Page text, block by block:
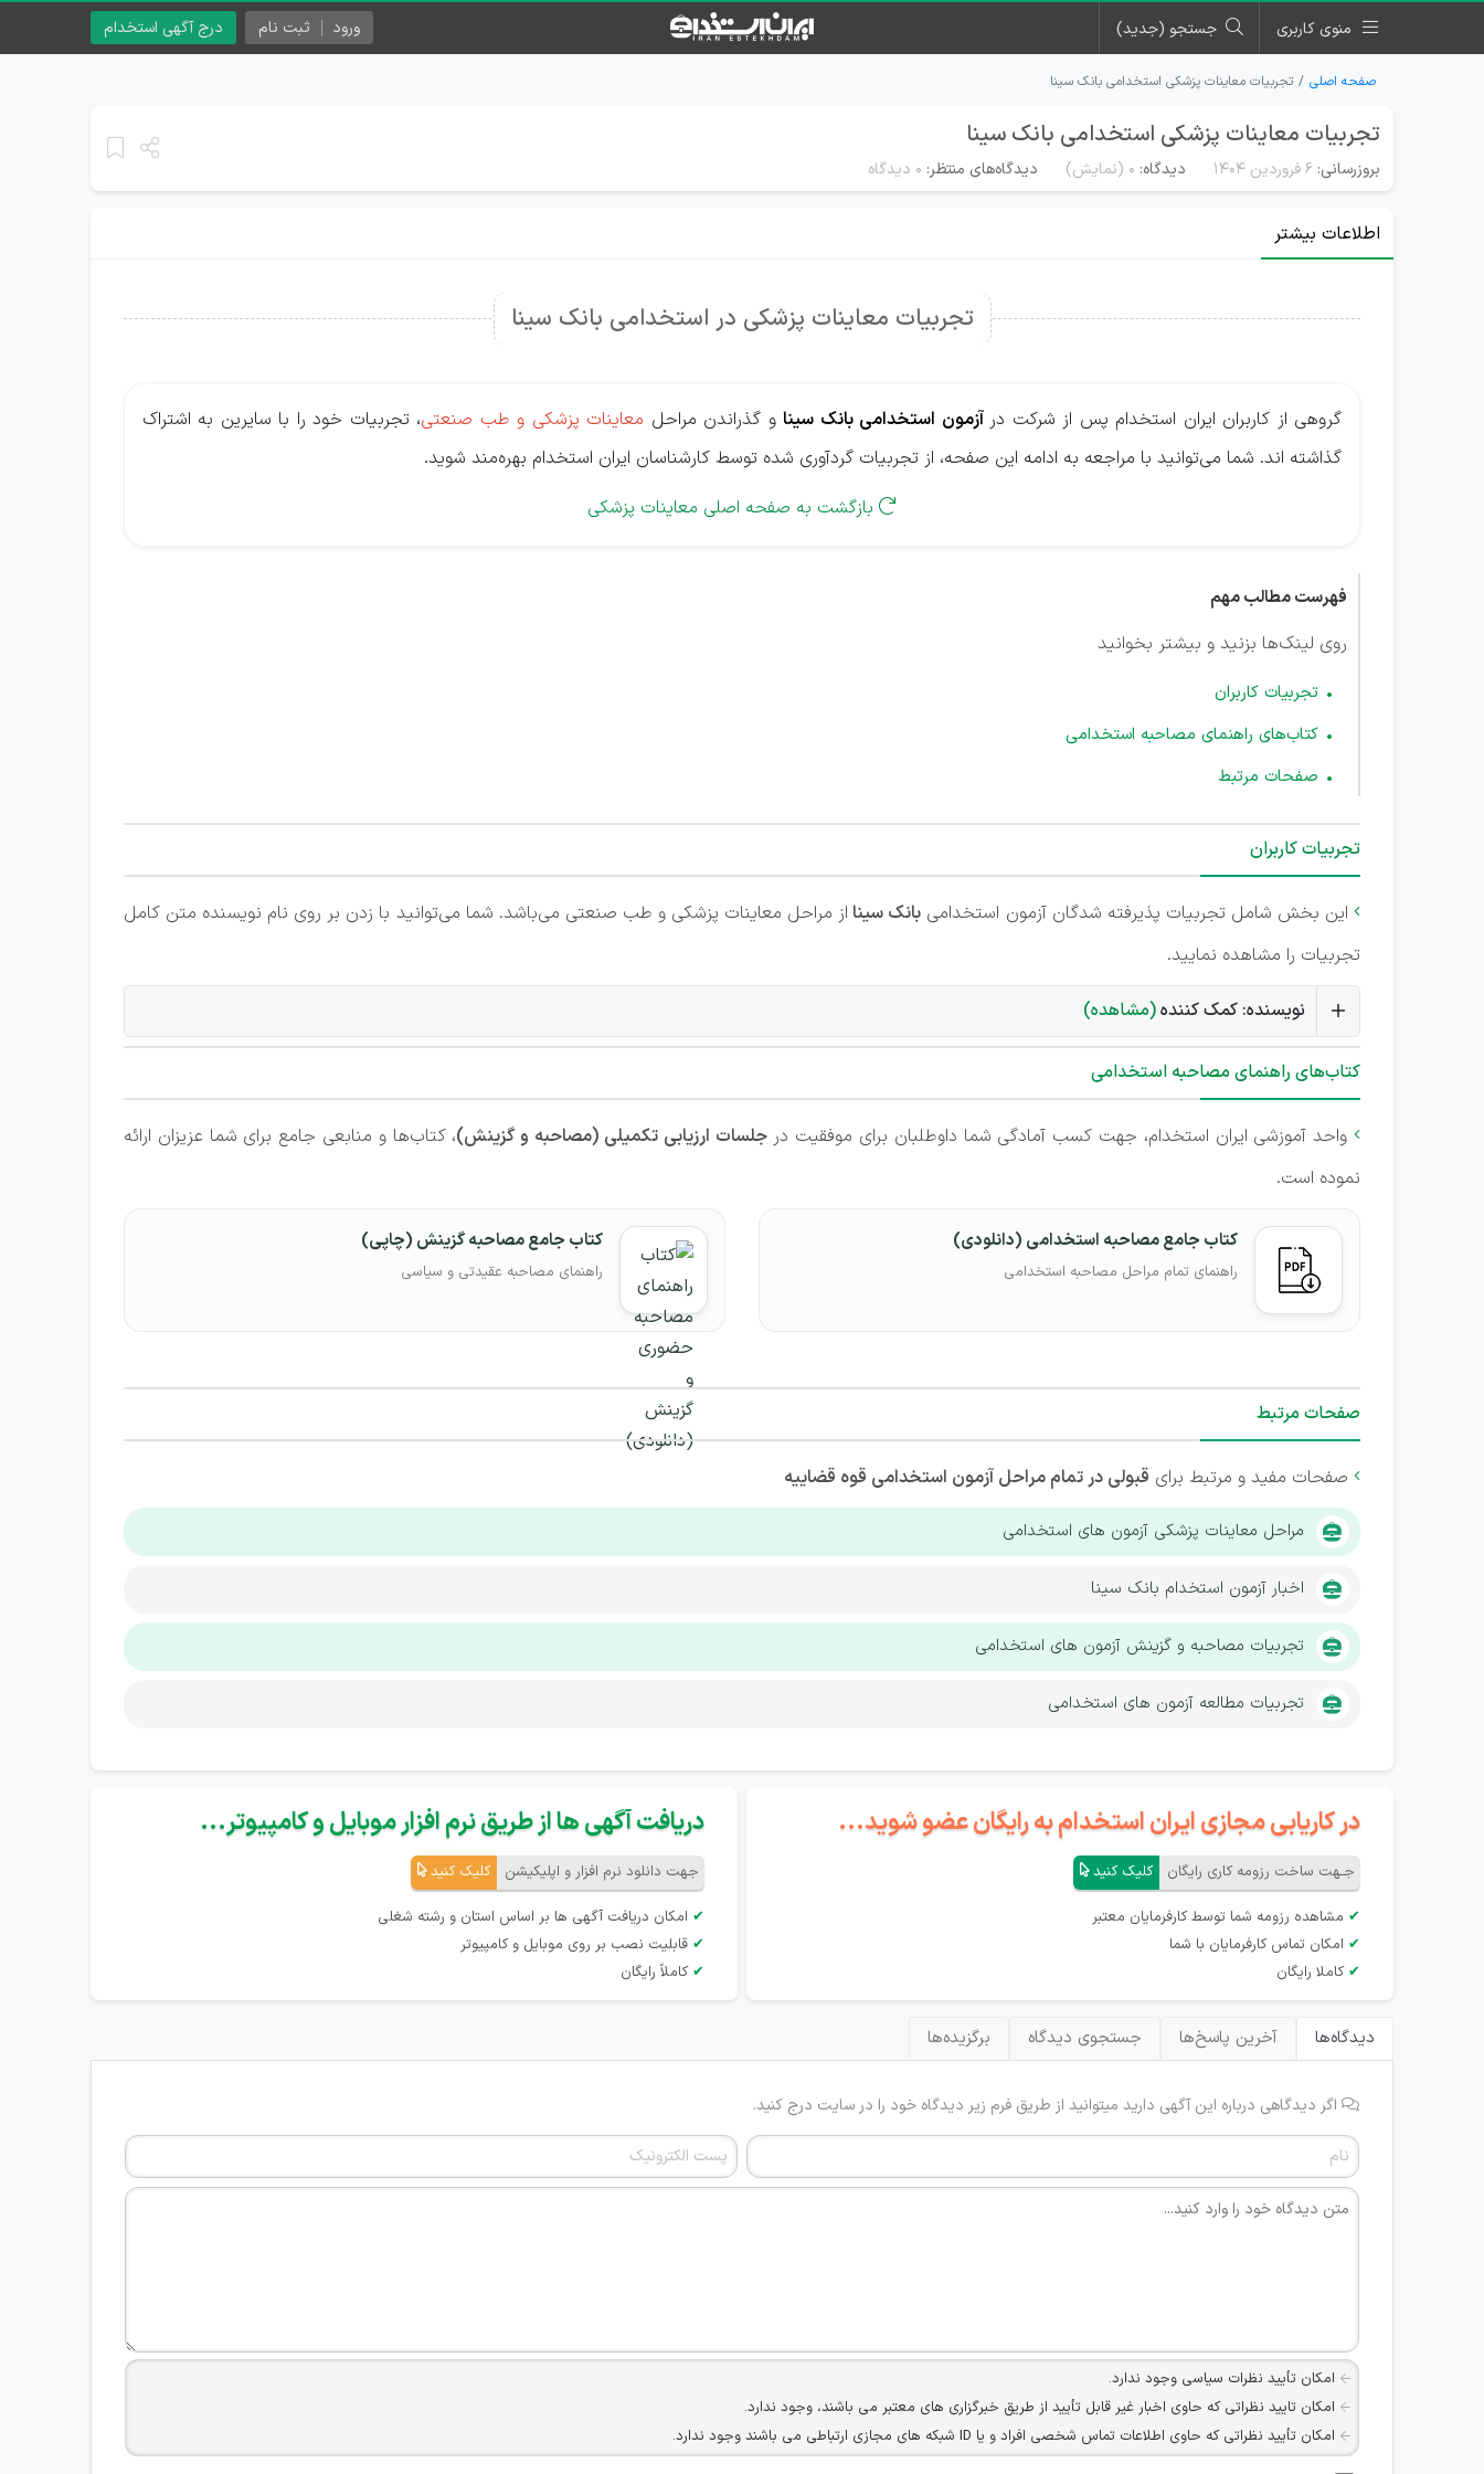
منوی کاربری جستجو (جدید) درج آگهی استخدام ورود ثبت نام
صفحه اصلی تجربیات معاینات پزشکی استخدامی بانک سینا
تجربیات معاینات پزشکی استخدامی بانک سینا
بروزرسانی: ۶ فروردین ۱۴۰۴ دیدگاه: 0 (نمایش) دیدگاه‌های منتظر: ۰ دیدگاه
اطلاعات بیشتر
تجربیات معاینات پزشکی در استخدامی بانک سینا
گروهی از کاربران ایران استخدام پس از شرکت در آزمون استخدامی بانک سیناو گذراندن مراحل معاینات پزشکی و طب صنعتی، تجربیات خود را با سایرین به اشتراک
گذاشته اند. شما می‌توانید با مراجعه به ادامه این صفحه، از تجربیات گردآوری شده توسط کارشناسان ایران استخدام بهره‌مند شوید.
 بازگشت به صفحه اصلی معاینات پزشکی
فهرست مطالب مهم
روی لینک‌ها بزنید و بیشتر بخوانید
تجربیات کاربران
کتاب‌های راهنمای مصاحبه استخدامی
صفحات مرتبط
تجربیات کاربران
این بخش شامل تجربیات پذیرفته شدگان آزمون استخدامی بانک سینا از مراحل معاینات پزشکی و طب صنعتی می‌باشد. شما می‌توانید با زدن بر روی نام نویسنده متن کامل
تجربیات را مشاهده نمایید.
نویسنده: کمک کننده(مشاهده)
کتاب‌های راهنمای مصاحبه استخدامی
واحد آموزشی ایران استخدام، جهت کسب آمادگی شما داوطلبان برای موفقیت درجلسات ارزیابی تکمیلی (مصاحبه و گزینش)، کتاب‌ها و منابعی جامع برای شما عزیزان ارائه
نموده است.
کتاب جامع مصاحبه استخدامی (دانلودی)
راهنمای تمام مراحل مصاحبه استخدامی
کتاب جامع مصاحبه گزینش (چاپی)
راهنمای مصاحبه عقیدتی و سیاسی
صفحات مرتبط
 صفحات مفید و مرتبط برای قبولی در تمام مراحل آزمون استخدامی قوه قضاییه
مراحل معاینات پزشکی آزمون های استخدامی
اخبار آزمون استخدام بانک سینا
تجربیات مصاحبه و گزینش آزمون های استخدامی
تجربیات مطالعه آزمون های استخدامی
در کاریابی مجازی ایران استخدام به رایگان عضو شوید...
جـهت ساخت رزومه کاری رایگان کلیک کنید
✔ مشاهده رزومه شما توسط کارفرمایان معتبر
✔ امکان تماس کارفرمایان با شما
✔ کاملا رایگان
دریافت آگهی ها از طریق نرم افزار موبایل و کامپیوتر...
جهت دانلود نرم افزار و اپلیکیشن کلیک کنید
✔ امکان دریافت آگهی ها بر اساس استان و رشته شغلی
✔ قابلیت نصب بر روی موبایل و کامپیوتر
✔ کاملاً رایگان
دیدگاه‌ها آخرین پاسخ‌ها جستجوی دیدگاه برگزیده‌ها
اگر دیدگاهی درباره این آگهی دارید میتوانید از طریق فرم زیر دیدگاه خود را در سایت درج کنید.
امکان تأیید نظرات سیاسی وجود ندارد.
امکان تایید نظراتی که حاوی اخبار غیر قابل تأیید از طریق خبرگزاری های معتبر می باشند، وجود ندارد.
امکان تأیید نظراتی که حاوی اطلاعات تماس شخصی افراد و یا ID شبکه های مجازی ارتباطی می باشند وجود ندارد.